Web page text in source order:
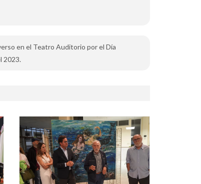
en el Teatro Auditorio por el Día
2023.